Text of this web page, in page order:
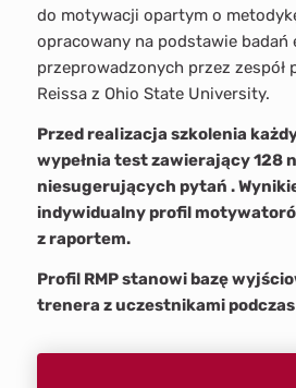
do motywacji opartym o
opracowany na podstawie badań
przeprowadzonych przez zespół
Reissa z Ohio State University.
Przed realizacja szkolenia
wypełnia test zawierający 128
niesugerujących pytań .
indywidualny profil
z raportem.
Profil RMP stanowi bazę
trenera z uczestnikami